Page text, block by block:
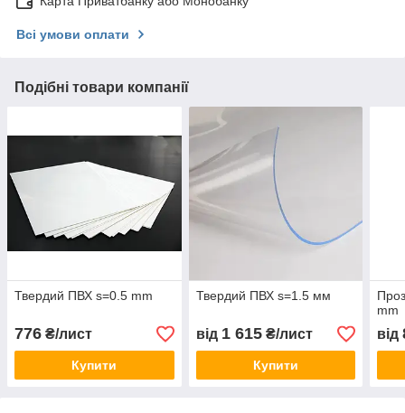
Всі умови оплати
Подібні товари компанії
Твердий ПВХ s=0.5 mm
776 ₴/лист
Купити
Твердий ПВХ s=1.5 мм
від 1 615₴/лист
Купити
mm
від